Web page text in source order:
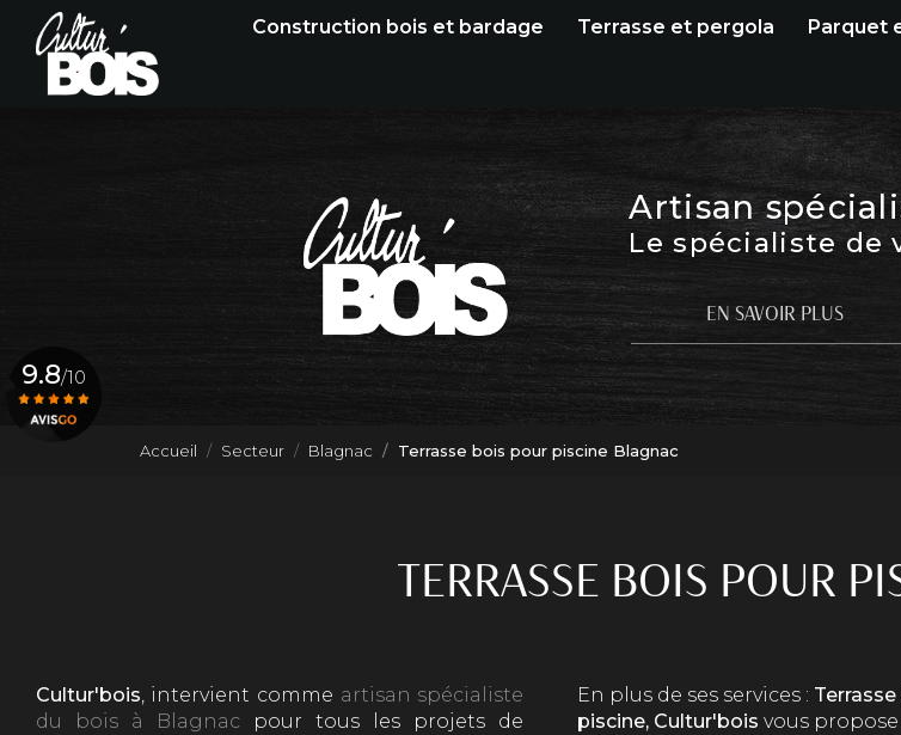
contenu
principal
Construction bois et bardage Terrasse et pergola Parquet
Artisan
Le spécialiste de
EN SAVOIR PLUS
9.8/10
Accueil Secteur Blagnac Terrasse bois pour piscine Blagnac
TERRASSE BOIS POUR
Cultur'bois, intervient comme artisan spécialiste
du bois à Blagnac pour tous les projets de
En plus de ses services :
piscine, Cultur'bois vous propose